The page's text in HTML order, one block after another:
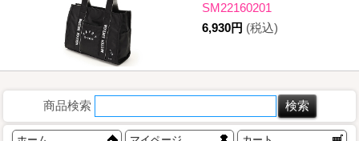
SM22160201
6,930円 (税込)
商品検索